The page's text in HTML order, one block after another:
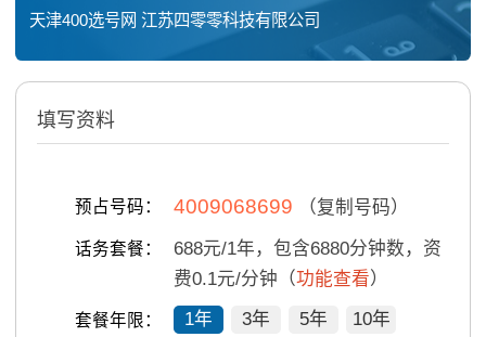
天津400选号网 江苏四零零科技有限公司
填写资料
预占号码： 4009068699 （复制号码）
话务套餐： 688元/1年，包含6880分钟数，资
费0.1元/分钟（功能查看）
套餐年限： 1年 3年 5年
10年